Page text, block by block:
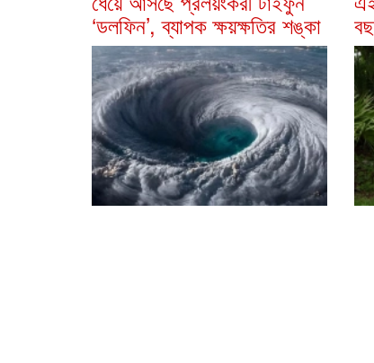
‌‘ডলফিন’, ব্যাপক ক্ষয়ক্ষতির শঙ্কা